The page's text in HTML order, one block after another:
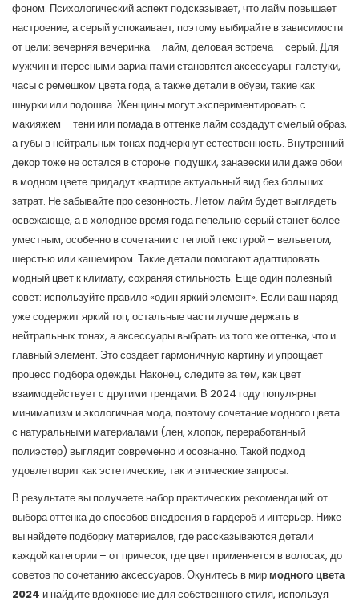
фоном. Психологический аспект подсказывает, что лайм повышает
настроение, а серый успокаивает, поэтому выбирайте в зависимости
от цели: вечерняя вечеринка – лайм, деловая встреча – серый. Для
мужчин интересными вариантами становятся аксессуары: галстуки,
часы с ремешком цвета года, а также детали в обуви, такие как
шнурки или подошва. Женщины могут экспериментировать с
макияжем – тени или помада в оттенке лайм создадут смелый образ,
а губы в нейтральных тонах подчеркнут естественность. Внутренний
декор тоже не остался в стороне: подушки, занавески или даже обои
в модном цвете придадут квартире актуальный вид без больших
затрат. Не забывайте про сезонность. Летом лайм будет выглядеть
освежающе, а в холодное время года пепельно‑серый станет более
уместным, особенно в сочетании с теплой текстурой – вельветом,
шерстью или кашемиром. Такие детали помогают адаптировать
модный цвет к климату, сохраняя стильность. Еще один полезный
совет: используйте правило «один яркий элемент». Если ваш наряд
уже содержит яркий топ, остальные части лучше держать в
нейтральных тонах, а аксессуары выбрать из того же оттенка, что и
главный элемент. Это создает гармоничную картину и упрощает
процесс подбора одежды. Наконец, следите за тем, как цвет
взаимодействует с другими трендами. В 2024 году популярны
минимализм и экологичная мода, поэтому сочетание модного цвета
с натуральными материалами (лен, хлопок, переработанный
полиэстер) выглядит современно и осознанно. Такой подход
удовлетворит как эстетические, так и этические запросы.
В результате вы получаете набор практических рекомендаций: от
выбора оттенка до способов внедрения в гардероб и интерьер. Ниже
вы найдете подборку материалов, где рассказываются детали
каждой категории – от причесок, где цвет применяется в волосах, до
советов по сочетанию аксессуаров. Окунитесь в мир модного цвета
2024 и найдите вдохновение для собственного стиля, используя